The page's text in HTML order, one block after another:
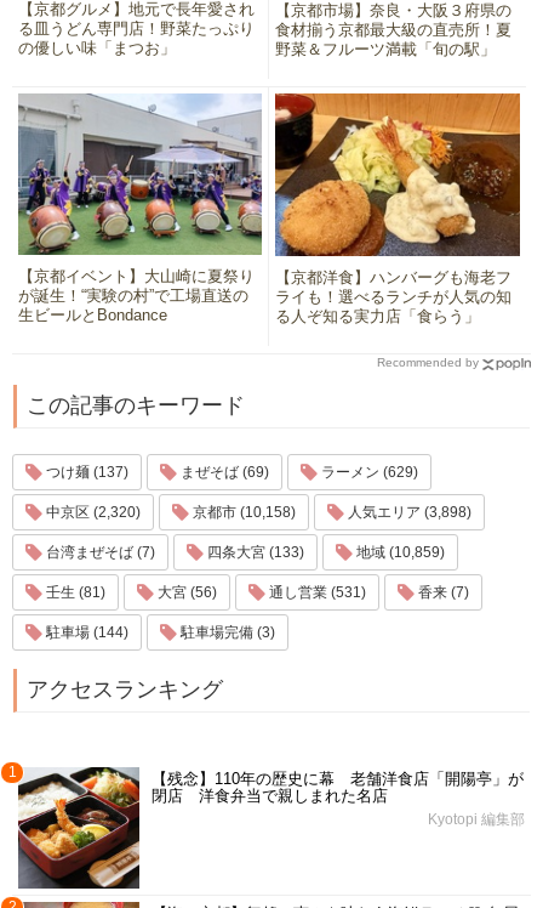
【京都グルメ】地元で長年愛され
る皿うどん専門店！野菜たっぷり
の優しい味「まつお」
【京都市場】奈良・大阪３府県の
食材揃う京都最大級の直売所！夏
野菜＆フルーツ満載「旬の駅」
【京都イベント】大山崎に夏祭り
が誕生！“実験の村”で工場直送の
生ビールとBondance
【京都洋食】ハンバーグも海老フ
ライも！選べるランチが人気の知
る人ぞ知る実力店「食らう」
Recommended by
この記事のキーワード
つけ麺 (137) まぜそば (69) ラーメン (629)
中京区 (2,320) 京都市 (10,158) 人気エリア (3,898)
台湾まぜそば (7) 四条大宮 (133) 地域 (10,859)
壬生 (81) 大宮 (56) 通し営業 (531) 香来 (7)
駐車場 (144) 駐車場完備 (3)
アクセスランキング
1
【残念】110年の歴史に幕 老舗洋食店「開陽亭」が
閉店 洋食弁当で親しまれた名店
Kyotopi 編集部